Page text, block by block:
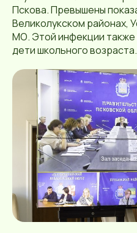
Пскова. Превышены
Великолукском районах,
МО. Этой инфекции
дети школьного возраста.